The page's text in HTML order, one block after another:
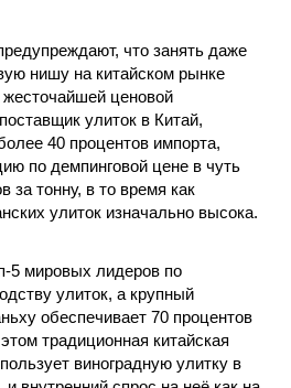
что занять даже
нишу на китайском рынке
ценовой
улиток в Китай,
40 процентов импорта,
по демпинговой цене в чуть
за тонну, в то время как
улиток изначально высока.
5 мировых лидеров по
улиток, а крупный
обеспечивает 70 процентов
традиционная китайская
виноградную улитку в